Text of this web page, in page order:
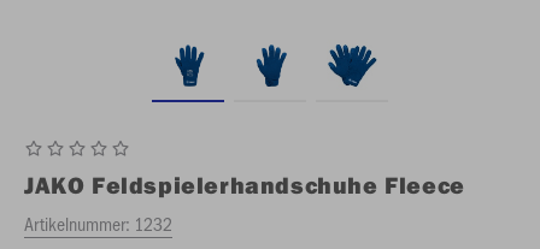
JAKO Feldspielerhandschuhe Fleece
Artikelnummer: 1232